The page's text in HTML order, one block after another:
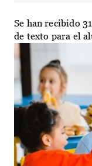
Se han recibido
de texto para el